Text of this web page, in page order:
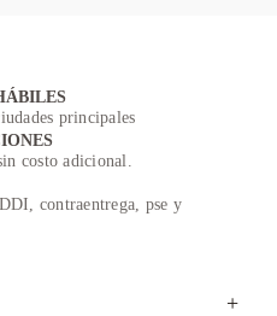
principales
costo adicional.
contraentrega, pse y
+